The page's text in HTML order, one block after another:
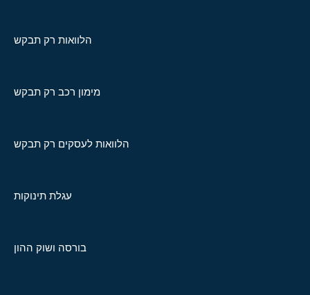
הלוואות רק תבקש
מימון רכב רק תבקש
הלוואות לעסקים רק תבקש
עגלת תינוקות
בורסה ושוק ההון